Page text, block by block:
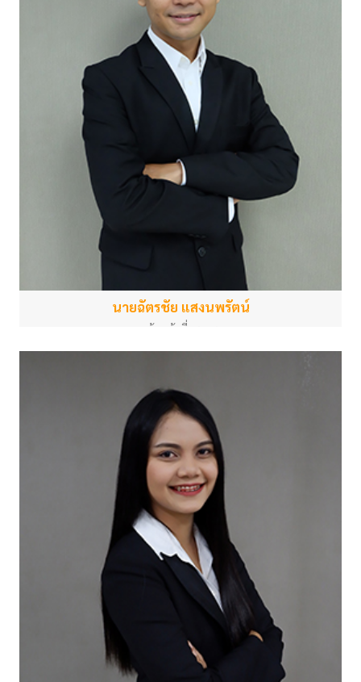
นายฉัตรชัย แสงนพรัตน์
เจ้าหน้าที่ธุรการ
chatchai.s@psu.ac.th